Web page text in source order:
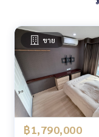
You can inbox or
ure to give.
093-943-4388
What App+6693-
LINE ID : @BPP2019
ขาย
฿1,790,000